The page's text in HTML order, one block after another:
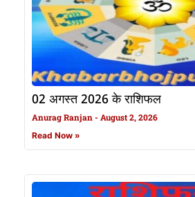
02 अगस्त 2026 के राशिफल
Anurag Ranjan August 2, 2026
Read Now »